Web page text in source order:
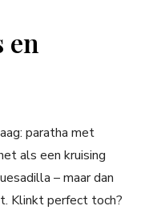
en
paratha met
als een kruising
– maar dan
Klinkt perfect toch?